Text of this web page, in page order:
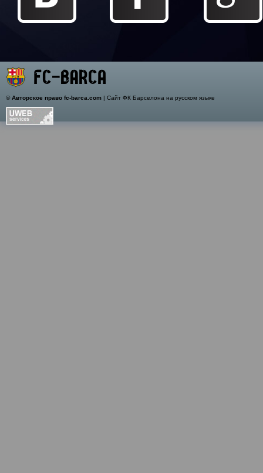
©Авторское право fc-barca.com| Сайт ФК Барселона на русском языке